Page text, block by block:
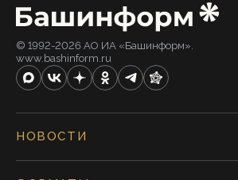
© 1992-2026 АО ИА «Башинформ».
www.bashinform.ru
НОВОСТИ